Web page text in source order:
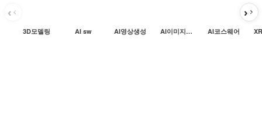
3D모델링 AI sw AI영상생성 AI이미지생성 AI코스웨어